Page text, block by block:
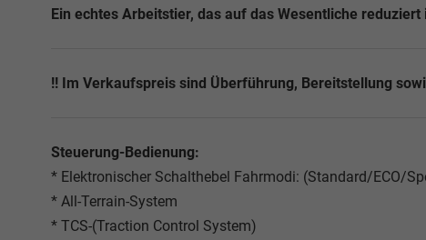
Ein echtes Arbeitstier, das auf das Wesentliche
!! Im Verkaufspreis sind Überführung, Bereitstellung
Steuerung-Bedienung:
* Elektronischer Schalthebel Fahrmodi: (Standard/ECO/
* All-Terrain-System
* TCS-(Traction Control System)